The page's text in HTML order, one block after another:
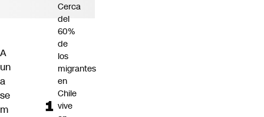
A
un
a
se
m
Cerca
del
60%
de
los
migrantes
en
Chile
vive